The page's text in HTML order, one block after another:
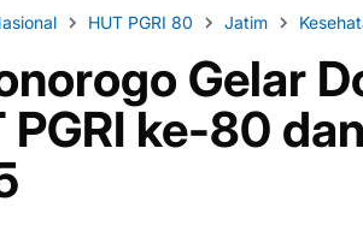
HUT PGRI 80 Jatim
Gelar
ke-80